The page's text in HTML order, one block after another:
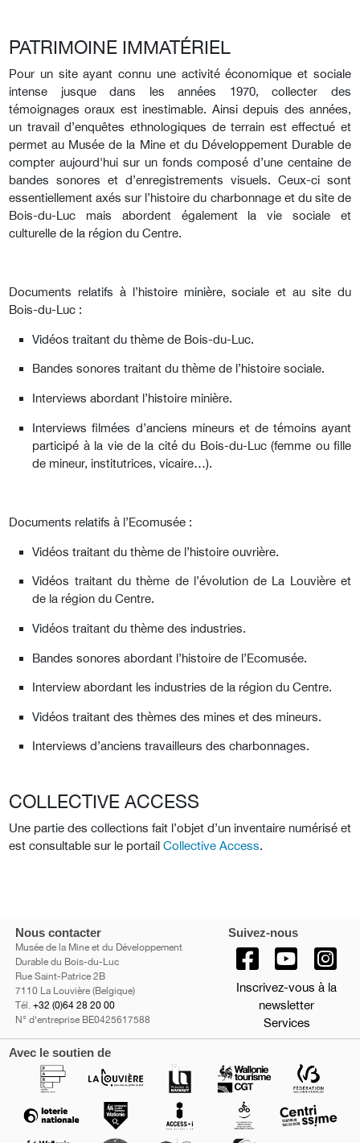
PATRIMOINE IMMATÉRIEL
Pour un site ayant connu une activité économique et sociale
intense jusque dans les années 1970, collecter des
témoignages oraux est inestimable. Ainsi depuis des années,
un travail d’enquêtes ethnologiques de terrain est effectué et
permet au Musée de la Mine et du Développement Durable de
compter aujourd'hui sur un fonds composé d’une centaine de
bandes sonores et d’enregistrements visuels. Ceux-ci sont
essentiellement axés sur l’histoire du charbonnage et du site de
Bois-du-Luc mais abordent également la vie sociale et
culturelle de la région du Centre.
Documents relatifs à l’histoire minière, sociale et au site du
Bois-du-Luc :
Vidéos traitant du thème de Bois-du-Luc.
Bandes sonores traitant du thème de l’histoire sociale.
Interviews abordant l’histoire minière.
Interviews filmées d’anciens mineurs et de témoins ayant
participé à la vie de la cité du Bois-du-Luc (femme ou fille
de mineur, institutrices, vicaire…).
Documents relatifs à l’Ecomusée :
Vidéos traitant du thème de l’histoire ouvrière.
Vidéos traitant du thème de l’évolution de La Louvière et
de la région du Centre.
Vidéos traitant du thème des industries.
Bandes sonores abordant l’histoire de l’Ecomusée.
Interview abordant les industries de la région du Centre.
Vidéos traitant des thèmes des mines et des mineurs.
Interviews d’anciens travailleurs des charbonnages.
COLLECTIVE ACCESS
Une partie des collections fait l’objet d’un inventaire numérisé et
est consultable sur le portail Collective Access.
Nous contacter
Musée de la Mine et du Développement
Durable du Bois-du-Luc
Rue Saint-Patrice 2B
7110 La Louvière (Belgique)
Tél. +32 (0)64 28 20 00
N° d'entreprise BE0425617588
Suivez-nous
Inscrivez-vous à la
newsletter
Services
Avec le soutien de